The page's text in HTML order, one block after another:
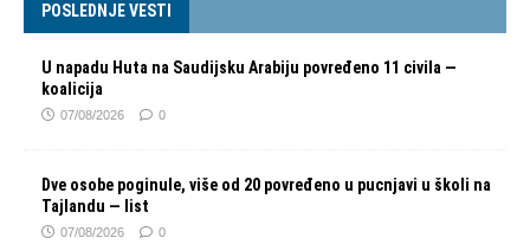
POSLEDNJE VESTI
U napadu Huta na Saudijsku Arabiju povređeno 11 civila —
koalicija
07/08/2026 0
Dve osobe poginule, više od 20 povređeno u pucnjavi u školi na
Tajlandu — list
07/08/2026 0